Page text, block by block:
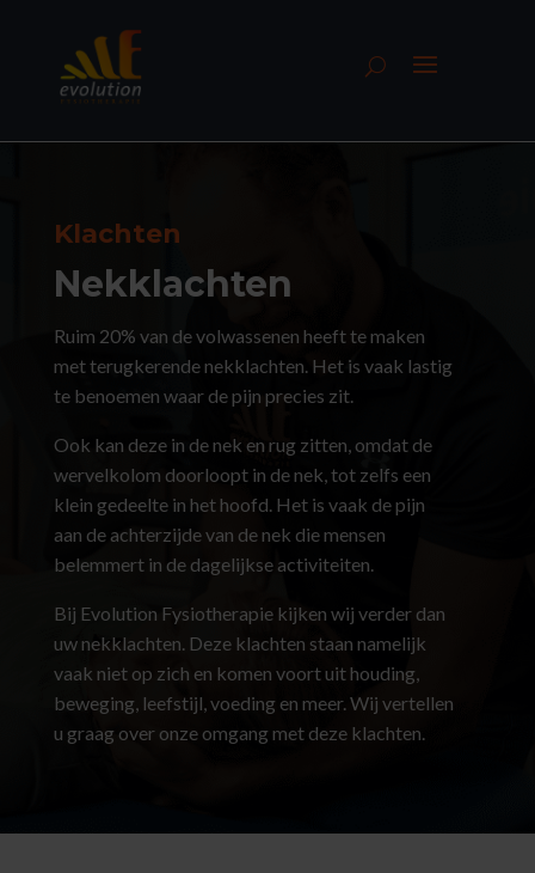
Klachten
Nekklachten
Ruim 20% van de volwassenen heeft te maken
met terugkerende nekklachten. Het is vaak lastig
te benoemen waar de pijn precies zit.
Ook kan deze in de nek en rug zitten, omdat de
wervelkolom doorloopt in de nek, tot zelfs een
klein gedeelte in het hoofd. Het is vaak de pijn
aan de achterzijde van de nek die mensen
belemmert in de dagelijkse activiteiten.
Bij Evolution Fysiotherapie kijken wij verder dan
uw nekklachten. Deze klachten staan namelijk
vaak niet op zich en komen voort uit houding,
beweging, leefstijl, voeding en meer. Wij vertellen
u graag over onze omgang met deze klachten.